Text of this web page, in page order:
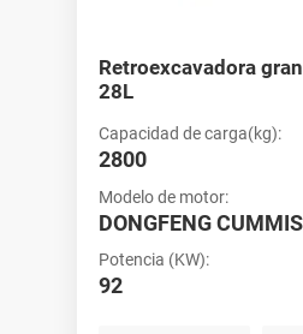
Retroexcavadora
28L
Capacidad de carga(kg):
2800
Modelo de motor:
DONGFENG CUMMIS
Potencia (KW):
92